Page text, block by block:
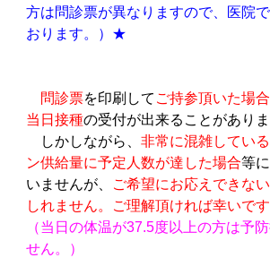
方は問診票が異なりますので、医院
おります。）★
問診票を印刷して ご持参頂いた場合
当日接種の受付が出来ることがありま
しかしながら、 非常に混雑してい
ン供給量に予定人数が達した場合等
いませんが、
ご希望にお応えできな
しれません。ご理解頂ければ幸いです
（当日の体温が37.5度以上の方は予
せん。）